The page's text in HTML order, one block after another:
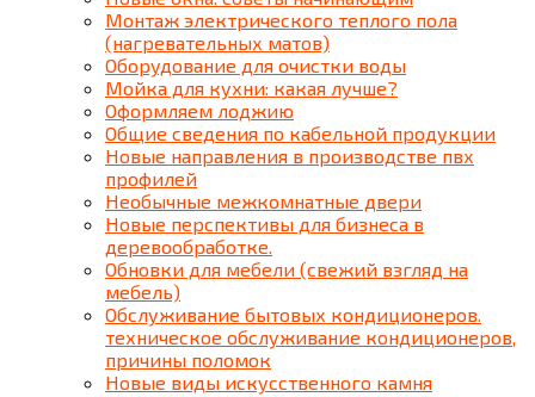
Монтаж электрического теплого пола
(нагревательных матов)
Оборудование для очистки воды
Мойка для кухни: какая лучше?
Оформляем лоджию
Общие сведения по кабельной продукции
Новые направления в производстве пвх
профилей
Необычные межкомнатные двери
Новые перспективы для бизнеса в
деревообработке.
Обновки для мебели (свежий взгляд на
мебель)
Обслуживание бытовых кондиционеров.
техническое обслуживание кондиционеров,
причины поломок
Новые виды искусственного камня